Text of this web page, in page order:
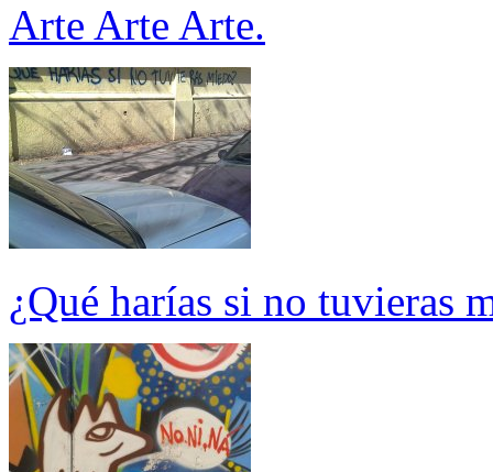
Arte Arte Arte.
¿Qué harías si no tuvieras